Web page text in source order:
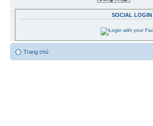
SOCIAL LOGIN
Trang chủ